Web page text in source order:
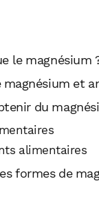
le magnésium
magnésium et
du
alimentaires
formes de